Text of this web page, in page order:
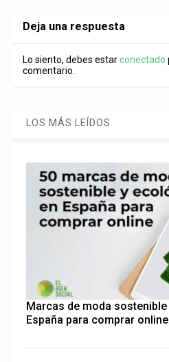
Deja una respuesta
Lo siento, debes estarconectado
comentario.
LOS MÁS LEÍDOS
Marcas de moda
España para comprar online